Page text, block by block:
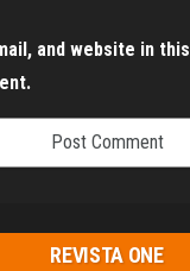
and website in
REVISTA ONE